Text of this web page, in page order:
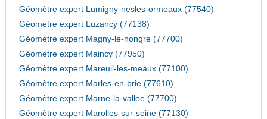
Géomètre expert Lumigny-nesles-ormeaux (77540)
Géomètre expert Luzancy (77138)
Géomètre expert Magny-le-hongre (77700)
Géomètre expert Maincy (77950)
Géomètre expert Mareuil-les-meaux (77100)
Géomètre expert Marles-en-brie (77610)
Géomètre expert Marne-la-vallee (77700)
Géomètre expert Marolles-sur-seine (77130)